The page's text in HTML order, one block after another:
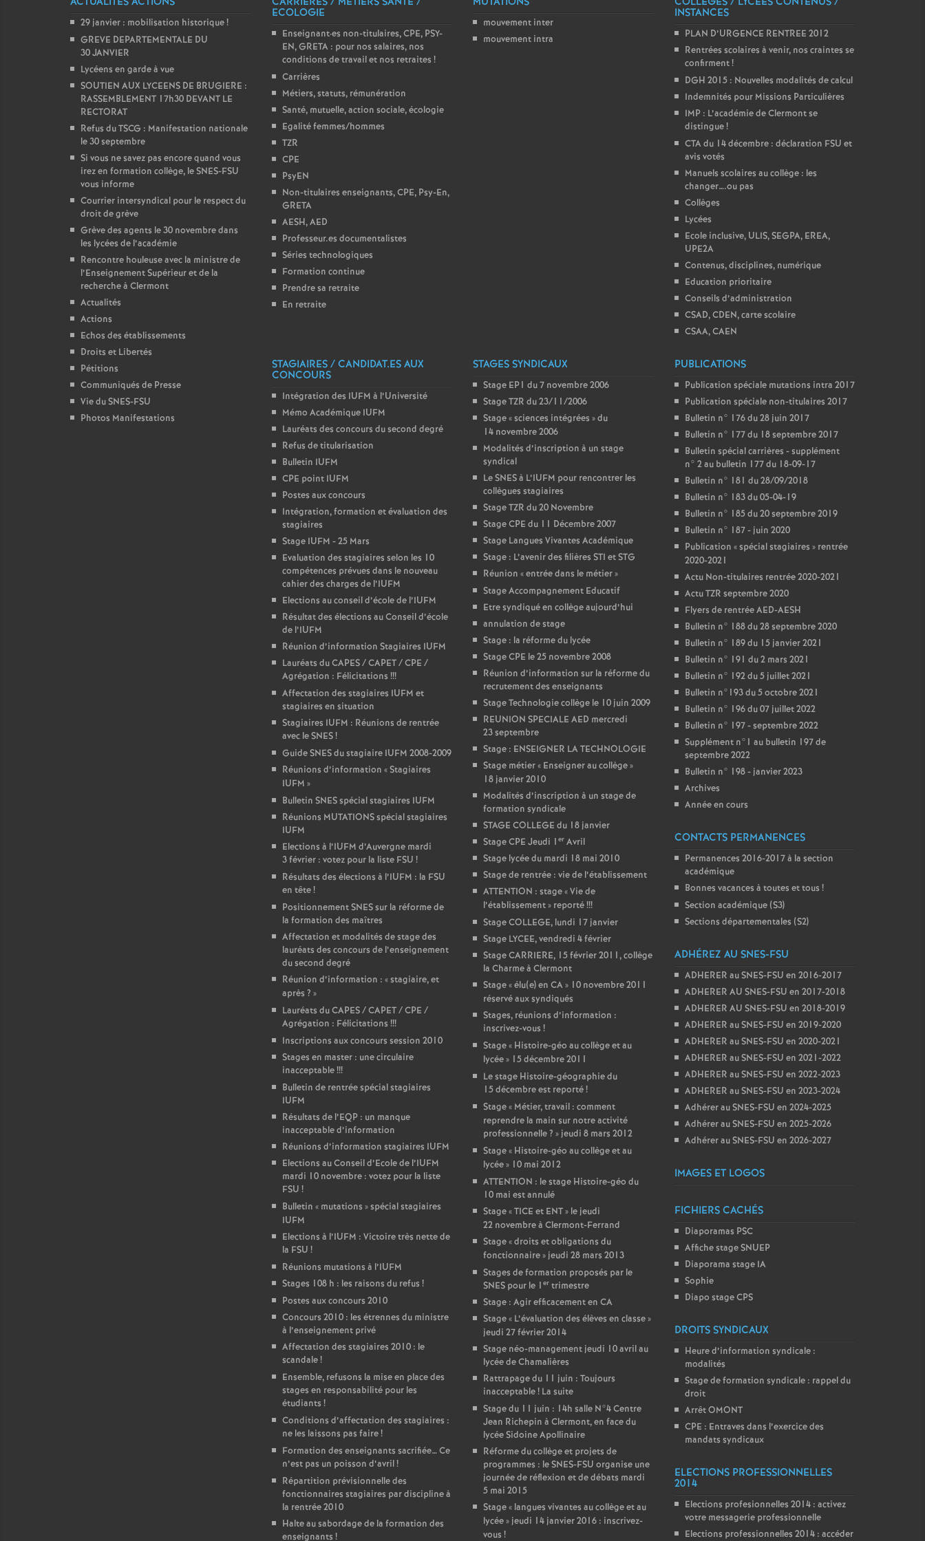
e
m
e
n
s
d
e
c
o
n
d
d
e
g
r
é
O
r
l
é
a
n
s
T
o
u
r
s
29 janvier : mobilisation historique!
GREVE DEPARTEMENTALE DU
30 JANVIER
Lycéens en garde à vue
SOUTIEN AUX LYCEENS DE BRUGIERE :
RASSEMBLEMENT 17h30 DEVANT LE
RECTORAT
Refus du TSCG : Manifestation nationale
le 30 septembre
Si vous ne savez pas encore quand vous
irez en formation collège, le SNES-FSU
vous informe
Courrier intersyndical pour le respect du
droit de grève
Grève des agents le 30 novembre dans
les lycées de l’académie
Rencontre houleuse avec la ministre de
l’Enseignement Supérieur et de la
recherche à Clermont
Actualités
Actions
Echos des établissements
Droits et Libertés
Pétitions
Communiqués de Presse
Vie du SNES-FSU
Photos Manifestations
ECOLOGIE
Enseignant·es non-titulaires, CPE, PSY-
EN, GRETA : pour nos salaires, nos
conditions de travail et nos retraites !
Carrières
Métiers, statuts, rémunération
Santé, mutuelle, action sociale, écologie
Egalité femmes/hommes
TZR
CPE
PsyEN
Non-titulaires enseignants, CPE, Psy-En,
GRETA
AESH, AED
Professeur.es documentalistes
Séries technologiques
Formation continue
Prendre sa retraite
En retraite
mouvement inter
mouvement intra
INSTANCES
PLAN D’URGENCE RENTREE 2012
Rentrées scolaires à venir, nos craintes se
confirment!
DGH 2015 : Nouvelles modalités de calcul
Indemnités pour Missions Particulières
IMP : L’académie de Clermont se
distingue!
CTA du 14 décembre : déclaration FSU et
avis votés
Manuels scolaires au collège : les
changer….ou pas
Collèges
Lycées
Ecole inclusive, ULIS, SEGPA, EREA,
UPE2A
Contenus, disciplines, numérique
Education prioritaire
Conseils d’administration
CSAD, CDEN, carte scolaire
CSAA, CAEN
STAGIAIRES / CANDIDAT.ES AUX
CONCOURS
Intégration des IUFM à l’Université
Mémo Académique IUFM
Lauréats des concours du second degré
Refus de titularisation
Bulletin IUFM
CPE point IUFM
Postes aux concours
Intégration, formation et évaluation des
stagiaires
Stage IUFM - 25 Mars
Evaluation des stagiaires selon les 10
compétences prévues dans le nouveau
cahier des charges de l’IUFM
Elections au conseil d’école de l’IUFM
Résultat des élections au Conseil d’école
de l’IUFM
Réunion d’information Stagiaires IUFM
Lauréats du CAPES / CAPET / CPE /
Agrégation : Félicitations !!!
Affectation des stagiaires IUFM et
stagiaires en situation
Stagiaires IUFM : Réunions de rentrée
avec le SNES!
Guide SNES du stagiaire IUFM 2008-2009
Réunions d’information «Stagiaires
IUFM »
Bulletin SNES spécial stagiaires IUFM
Réunions MUTATIONS spécial stagiaires
IUFM
Elections à l’IUFM d’Auvergne mardi
3 février : votez pour la liste FSU !
Résultats des élections à l’IUFM : la FSU
en tête!
Positionnement SNES sur la réforme de
la formation des maîtres
Affectation et modalités de stage des
lauréats des concours de l’enseignement
du second degré
Réunion d’information : «stagiaire, et
après ? »
Lauréats du CAPES / CAPET / CPE /
Agrégation : Félicitations !!!
Inscriptions aux concours session 2010
Stages en master : une circulaire
inacceptable!!!
Bulletin de rentrée spécial stagiaires
IUFM
Résultats de l’EQP : un manque
inacceptable d’information
Réunions d’information stagiaires IUFM
Elections au Conseil d’Ecole de l’IUFM
mardi 10 novembre : votez pour la liste
FSU !
Bulletin « mutations » spécial stagiaires
IUFM
Elections à l’IUFM : Victoire très nette de
la FSU !
Réunions mutations à l’IUFM
Stages 108 h : les raisons du refus !
Postes aux concours 2010
Concours 2010 : les étrennes du ministre
à l’enseignement privé
Affectation des stagiaires 2010 : le
scandale!
Ensemble, refusons la mise en place des
stages en responsabilité pour les
étudiants !
Conditions d’affectation des stagiaires :
ne les laissons pas faire!
Formation des enseignants sacrifiée… Ce
n’est pas un poisson d’avril!
Répartition prévisionnelle des
fonctionnaires stagiaires par discipline à
la rentrée 2010
Halte au sabordage de la formation des
enseignants !
STAGES SYNDICAUX
Stage EP1 du 7 novembre 2006
Stage TZR du 23/11/2006
Stage «sciences intégrées » du
14 novembre 2006
Modalités d’inscription à un stage
syndical
Le SNES à L’IUFM pour rencontrer les
collègues stagiaires
Stage TZR du 20 Novembre
Stage CPE du 11 Décembre 2007
Stage Langues Vivantes Académique
Stage : L’avenir des filières STI et STG
Réunion «entrée dans le métier»
Stage Accompagnement Educatif
Etre syndiqué en collège aujourd’hui
annulation de stage
Stage : la réforme du lycée
Stage CPE le 25 novembre 2008
Réunion d’information sur la réforme du
recrutement des enseignants
Stage Technologie collège le 10 juin 2009
REUNION SPECIALE AED mercredi
23 septembre
Stage : ENSEIGNER LA TECHNOLOGIE
Stage métier « Enseigner au collège»
18 janvier 2010
Modalités d’inscription à un stage de
formation syndicale
STAGE COLLEGE du 18 janvier
Stage CPE Jeudi 1 er Avril
Stage lycée du mardi 18 mai 2010
Stage de rentrée : vie de l’établissement
ATTENTION : stage «Vie de
l’établissement» reporté!!!
Stage COLLEGE, lundi 17 janvier
Stage LYCEE, vendredi 4 février
Stage CARRIERE, 15 février 2011, collège
la Charme à Clermont
Stage «élu(e) en CA» 10 novembre 2011
réservé aux syndiqués
Stages, réunions d’information :
inscrivez-vous !
Stage « Histoire-géo au collège et au
lycée» 15 décembre 2011
Le stage Histoire-géographie du
15 décembre est reporté!
Stage « Métier, travail : comment
reprendre la main sur notre activité
professionnelle? » jeudi 8 mars 2012
Stage « Histoire-géo au collège et au
lycée» 10 mai 2012
ATTENTION : le stage Histoire-géo du
10 mai est annulé
Stage «TICE et ENT» le jeudi
22 novembre à Clermont-Ferrand
Stage «droits et obligations du
fonctionnaire» jeudi 28 mars 2013
Stages de formation proposés par le
SNES pour le 1 er trimestre
Stage : Agir efficacement en CA
Stage « L’évaluation des élèves en classe»
jeudi 27 février 2014
Stage néo-management jeudi 10 avril au
lycée de Chamalières
Rattrapage du 11 juin : Toujours
inacceptable! La suite
Stage du 11 juin : 14h salle N°4 Centre
Jean Richepin à Clermont, en face du
lycée Sidoine Apollinaire
Réforme du collège et projets de
programmes : le SNES-FSU organise une
journée de réflexion et de débats mardi
5 mai 2015
Stage « langues vivantes au collège et au
lycée» jeudi 14 janvier 2016 : inscrivez-
vous !
PUBLICATIONS
Publication spéciale mutations intra 2017
Publication spéciale non-titulaires 2017
Bulletin n° 176 du 28 juin 2017
Bulletin n° 177 du 18 septembre 2017
Bulletin spécial carrières - supplément
n° 2 au bulletin 177 du 18-09-17
Bulletin n° 181 du 28/09/2018
Bulletin n° 183 du 05-04-19
Bulletin n° 185 du 20 septembre 2019
Bulletin n° 187 - juin 2020
Publication «spécial stagiaires » rentrée
2020-2021
Actu Non-titulaires rentrée 2020-2021
Actu TZR septembre 2020
Flyers de rentrée AED-AESH
Bulletin n° 188 du 28 septembre 2020
Bulletin n° 189 du 15 janvier 2021
Bulletin n° 191 du 2 mars 2021
Bulletin n° 192 du 5 juillet 2021
Bulletin n°193 du 5 octobre 2021
Bulletin n° 196 du 07 juillet 2022
Bulletin n° 197 - septembre 2022
Supplément n°1 au bulletin 197 de
septembre 2022
Bulletin n° 198 - janvier 2023
Archives
Année en cours
CONTACTS PERMANENCES
Permanences 2016-2017 à la section
académique
Bonnes vacances à toutes et tous !
Section académique (S3)
Sections départementales (S2)
ADHÉREZ AU SNES-FSU
ADHERER au SNES-FSU en 2016-2017
ADHERER AU SNES-FSU en 2017-2018
ADHERER AU SNES-FSU en 2018-2019
ADHERER au SNES-FSU en 2019-2020
ADHERER au SNES-FSU en 2020-2021
ADHERER au SNES-FSU en 2021-2022
ADHERER au SNES-FSU en 2022-2023
ADHERER au SNES-FSU en 2023-2024
Adhérer au SNES-FSU en 2024-2025
Adhérer au SNES-FSU en 2025-2026
Adhérer au SNES-FSU en 2026-2027
IMAGES ET LOGOS
FICHIERS CACHÉS
Diaporamas PSC
Affiche stage SNUEP
Diaporama stage IA
Sophie
Diapo stage CPS
DROITS SYNDICAUX
Heure d’information syndicale :
modalités
Stage de formation syndicale : rappel du
droit
Arrêt OMONT
CPE : Entraves dans l’exercice des
mandats syndicaux
ELECTIONS PROFESSIONNELLES
2014
Elections profesionnelles 2014 : activez
votre messagerie professionnelle
Elections professionnelles 2014 : accéder